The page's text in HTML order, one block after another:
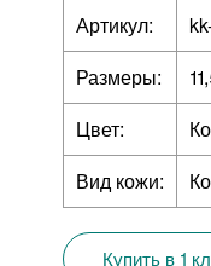
Артикул:
Размеры:
Цвет:
Вид кожи:
Купить в 1